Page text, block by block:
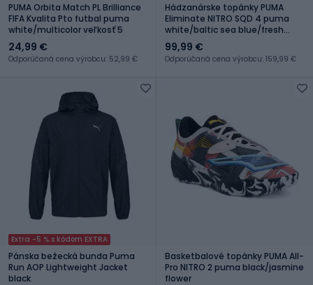
PUMA Orbita Match PL Brilliance
FIFA Kvalita Pto futbal puma
white/multicolor veľkosť 5
24,99 €
Odporúčaná cena výrobcu: 52,99 €
Hádzanárske topánky PUMA
Eliminate NITRO SQD 4 puma
white/baltic sea blue/fresh
water
99,99 €
Odporúčaná cena výrobcu: 159,99 €
Extra -5 % s kódom EXTRA
Pánska bežecká bunda Puma
Run AOP Lightweight Jacket
black
Basketbalové topánky PUMA All-
Pro NITRO 2 puma black/jasmine
flower